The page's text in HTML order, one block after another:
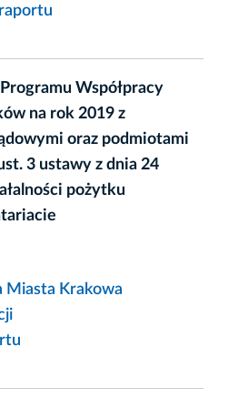
Współpracy
na rok 2019 z
oraz podmiotami
3 ustawy z dnia 24
pożytku
Miasta Krakowa